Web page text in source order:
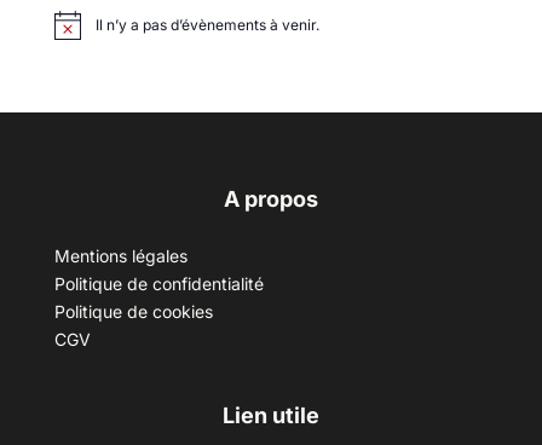
Il n’y a pas d’évènements à venir.
A propos
Mentions légales
Politique de confidentialité
Politique de cookies
CGV
Lien utile